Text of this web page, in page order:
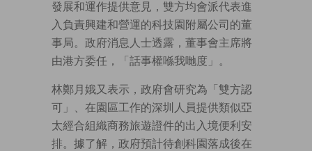
發展和運作提供意見，雙方均會派代表進
入負責興建和營運的科技園附屬公司的董
事局。政府消息人士透露，董事會主席將
由港方委任，「話事權喺我哋度」。
林鄭月娥又表示，政府會研究為「雙方認
可」、在園區工作的深圳人員提供類似亞
太經合組織商務旅遊證件的出入境便利安
排。據了解，政府預計待創科園落成後在